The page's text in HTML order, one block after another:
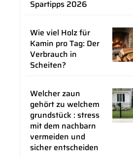
Spartipps 2026
Wie viel Holz für
Kamin pro Tag: Der
Verbrauch in
Scheiten?
Welcher zaun
gehört zu welchem
grundstück : stress
mit dem nachbarn
vermeiden und
sicher entscheiden